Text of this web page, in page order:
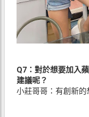
Q7：對於想要加入
建議呢？
小莊哥哥：有創新的